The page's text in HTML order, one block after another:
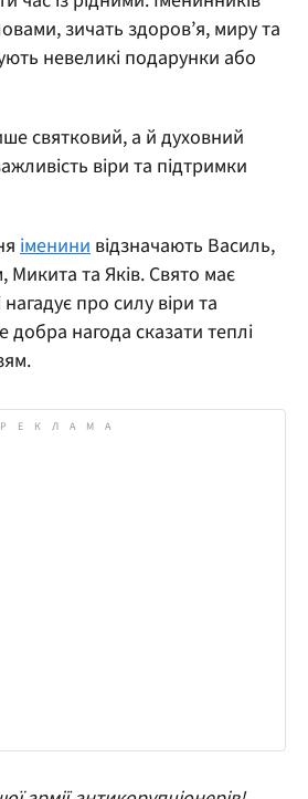
зичать здоров’я, миру та
невеликі подарунки або
святковий, а й духовний
віри та підтримки
іменини відзначають Василь,
та Яків. Свято має
про силу віри та
добра нагода сказати теплі